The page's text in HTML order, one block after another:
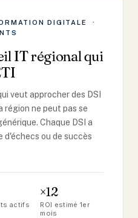
DIGITALE ·
IT régional qui
veut approcher des DSI
région ne peut pas se
Chaque DSI a
d'échecs ou de succès
actifs
×12
ROI estimé 1er
mois